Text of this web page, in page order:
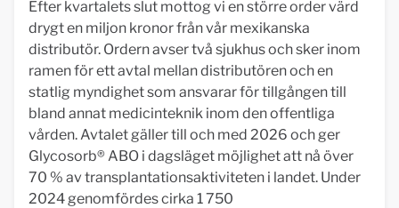
Efter kvartalets slut mottog vi en större order värd
drygt en miljon kronor från vår mexikanska
distributör. Ordern avser två sjukhus och sker inom
ramen för ett avtal mellan distributören och en
statlig myndighet som ansvarar för tillgången till
bland annat medicinteknik inom den offentliga
vården. Avtalet gäller till och med 2026 och ger
Glycosorb® ABO i dagsläget möjlighet att nå över
70 % av transplantationsaktiviteten i landet. Under
2024 genomfördes cirka 1 750